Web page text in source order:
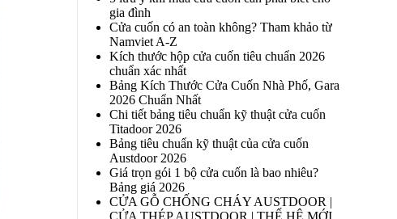
gia đình
Cửa cuốn có an toàn không? Tham khảo từ
Namviet A-Z
Kích thước hộp cửa cuốn tiêu chuẩn 2026
chuẩn xác nhất
Bảng Kích Thước Cửa Cuốn Nhà Phố, Gara
2026 Chuẩn Nhất
Chi tiết bảng tiêu chuẩn kỹ thuật cửa cuốn
Titadoor 2026
Bảng tiêu chuẩn kỹ thuật của cửa cuốn
Austdoor 2026
Giá trọn gói 1 bộ cửa cuốn là bao nhiêu?
Bảng giá 2026
CỬA GỖ CHỐNG CHÁY AUSTDOOR |
CỬA THÉP AUSTDOOR | THẾ HỆ MỚI